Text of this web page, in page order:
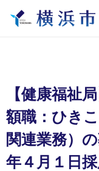
【健康福祉
額職：ひき
関連業務）
年４月１日採